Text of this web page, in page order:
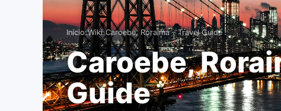
Início›Wiki›Caroebe, Roraima – Travel Guide
Caroebe,
Guide